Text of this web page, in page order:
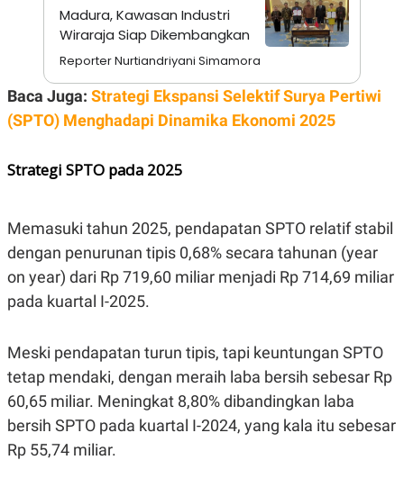
N
T
E
A
N
S
A
R
KANAL
P
U
S
A
T
D
I
M
A
G
S
Madura, Kawasan Industri
Wiraraja Siap Dikembangkan
Reporter Nurtiandriyani Simamora
Baca Juga: Strategi Ekspansi Selektif Surya Pertiwi
(SPTO) Menghadapi Dinamika Ekonomi 2025
Strategi SPTO pada 2025
Memasuki tahun 2025, pendapatan SPTO relatif stabil
dengan penurunan tipis 0,68% secara tahunan (year
on year) dari Rp 719,60 miliar menjadi Rp 714,69 miliar
pada kuartal I-2025.
Meski pendapatan turun tipis, tapi keuntungan SPTO
tetap mendaki, dengan meraih laba bersih sebesar Rp
60,65 miliar. Meningkat 8,80% dibandingkan laba
bersih SPTO pada kuartal I-2024, yang kala itu sebesar
Rp 55,74 miliar.